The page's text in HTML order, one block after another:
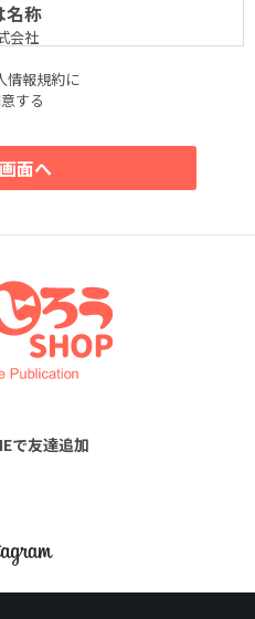
名称
会社
記のために利用致します。
納品、実施
案内の送付
について
することはありません。
託について
を委託業者に委託することがあ
報の保護水準が、当社が設定す
情報規約に
する
で友達追加